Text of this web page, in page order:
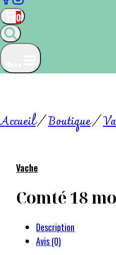
0
Accueil/Boutique/
Vache
Comté 18
Description
Avis (0)